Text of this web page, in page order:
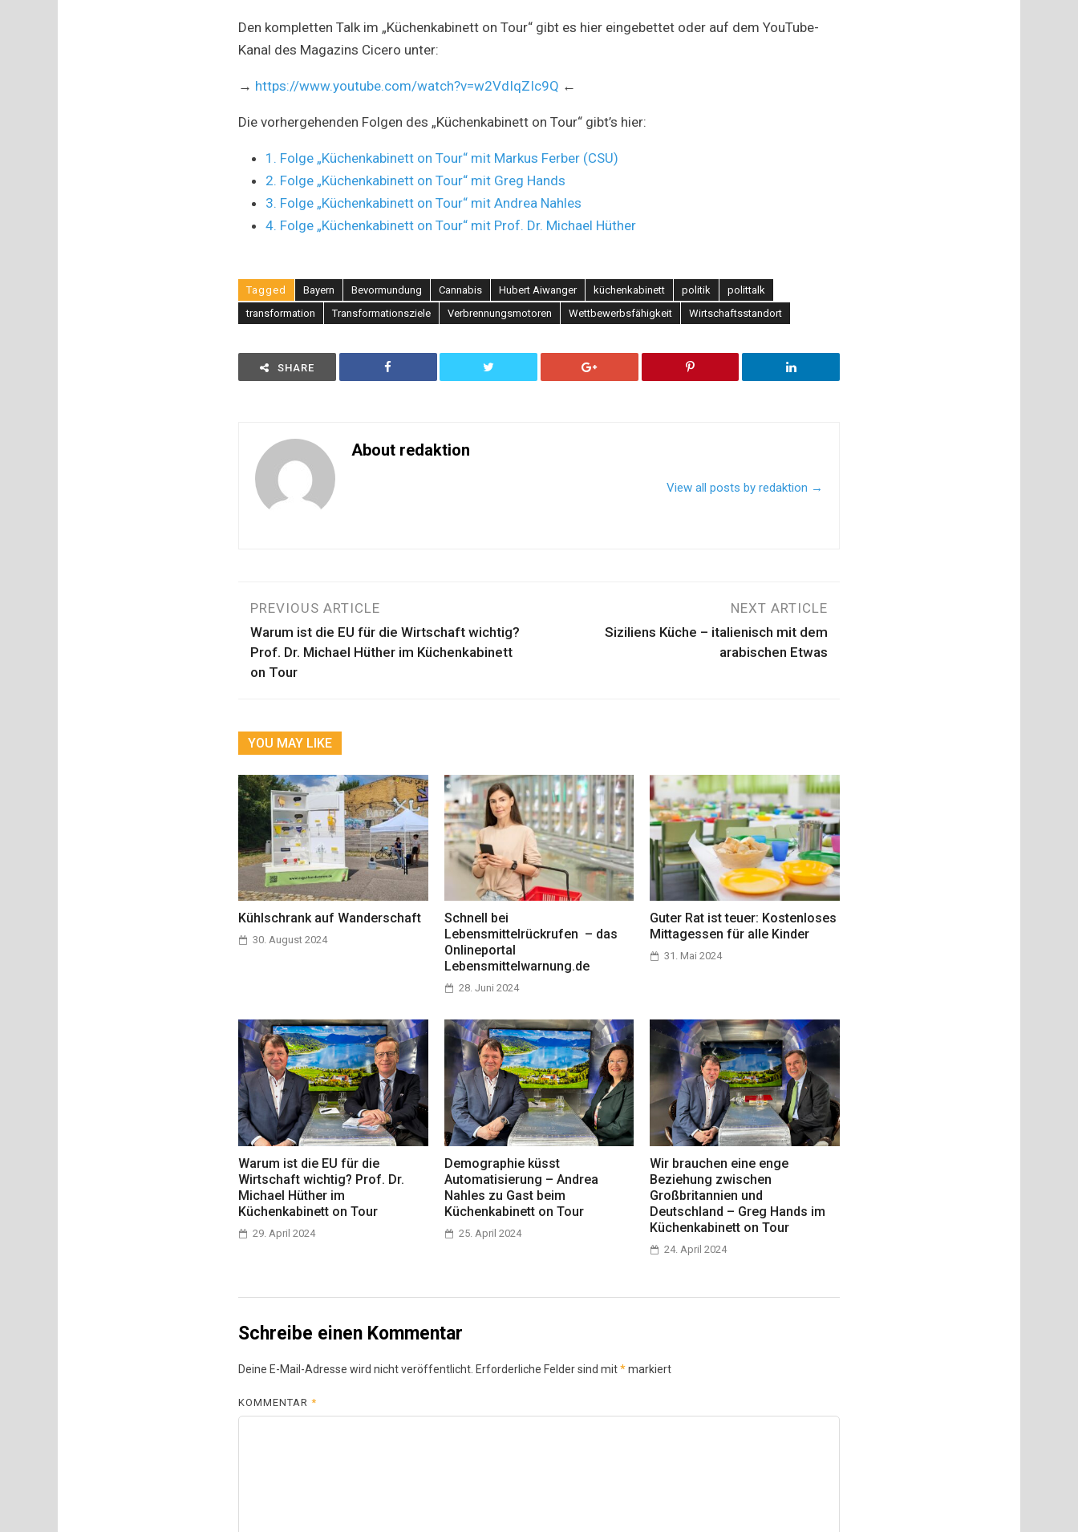
Den kompletten Talk im „Küchenkabinett on Tour“ gibt es hier eingebettet oder auf dem YouTube-
Kanal des Magazins Cicero unter:
→ https://www.youtube.com/watch?v=w2VdIqZIc9Q ←
Die vorhergehenden Folgen des „Küchenkabinett on Tour“ gibt’s hier:
1. Folge „Küchenkabinett on Tour“ mit Markus Ferber (CSU)
2. Folge „Küchenkabinett on Tour“ mit Greg Hands
3. Folge „Küchenkabinett on Tour“ mit Andrea Nahles
4. Folge „Küchenkabinett on Tour“ mit Prof. Dr. Michael Hüther
Tagged Bayern Bevormundung Cannabis Hubert Aiwanger küchenkabinett politik
polittalk
transformation
Transformationsziele Verbrennungsmotoren Wettbewerbsfähigkeit Wirtschaftsstandort
SHARE
About redaktion
View all posts by redaktion →
Beitragsnavigation
PREVIOUS ARTICLE
Warum ist die EU für die Wirtschaft wichtig?
Prof. Dr. Michael Hüther im Küchenkabinett
on Tour
NEXT ARTICLE
Siziliens Küche – italienisch mit dem
arabischen Etwas
YOU MAY LIKE
Kühlschrank auf Wanderschaft
30. August 2024
Schnell bei
Lebensmittelrückrufen – das
Onlineportal
Lebensmittelwarnung.de
28. Juni 2024
Guter Rat ist teuer: Kostenloses
Mittagessen für alle Kinder
31. Mai 2024
Warum ist die EU für die
Wirtschaft wichtig? Prof. Dr.
Michael Hüther im
Küchenkabinett on Tour
29. April 2024
Demographie küsst
Automatisierung – Andrea
Nahles zu Gast beim
Küchenkabinett on Tour
25. April 2024
Wir brauchen eine enge
Beziehung zwischen
Großbritannien und
Deutschland – Greg Hands im
Küchenkabinett on Tour
24. April 2024
Schreibe einen Kommentar
Deine E-Mail-Adresse wird nicht veröffentlicht. Erforderliche Felder sind mit*markiert
KOMMENTAR*